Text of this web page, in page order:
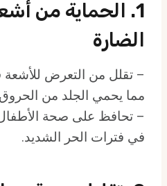
1. الحماية من
الضارة
مما يحمي الجلد من
– تحافظ على صحة الأطفال
في فترات الحر الشديد.